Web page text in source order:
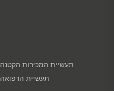
תעשיית המכירות הקטנה
תעשיית הרפואה